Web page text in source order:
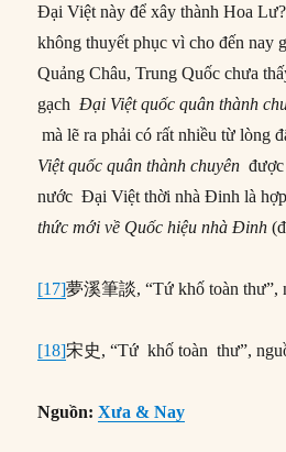
Đại Việt này để xây thành Hoa
không thuyết phục vì cho đến
Quảng Châu, Trung Quốc chưa
gạchĐại Việt quốc quân thành
mà lẽ ra phải có rất nhiều từ lòng
Việt quốc quân thành chuyên
nước Đại Việt thời nhà Đinh là
thức mới về Quốc hiệu nhà Đinh
[17]夢溪筆談, “Tứ khố toàn thư”,
[18]宋史, “Tứ khố toàn thư”,
Nguồn:Xưa & Nay